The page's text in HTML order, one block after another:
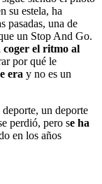
su estela, ha
pasadas, una de
un Stop And Go.
coger el ritmo al
por qué le
era y no es un
un deporte
perdió, pero se ha
en los años